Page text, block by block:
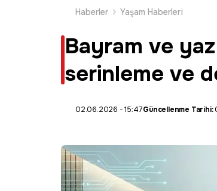
Haberler
Yaşam Haberleri
Bayram ve
serinleme ve
02.06.2026 - 15:47Güncellenme Tarihi: